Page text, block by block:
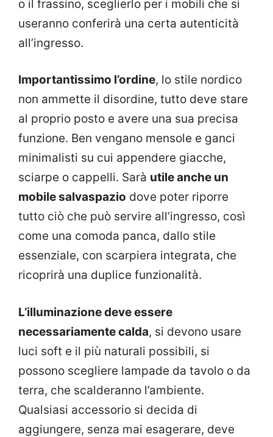
o il frassino, sceglierlo per i mobili che si
useranno conferirà una certa autenticità
all’ingresso.
Importantissimo l’ordine, lo stile nordico
non ammette il disordine, tutto deve stare
al proprio posto e avere una sua precisa
funzione. Ben vengano mensole e ganci
minimalisti su cui appendere giacche,
sciarpe o cappelli. Sarà utile anche un
mobile salvaspazio dove poter riporre
tutto ciò che può servire all’ingresso, così
come una comoda panca, dallo stile
essenziale, con scarpiera integrata, che
ricoprirà una duplice funzionalità.
L’illuminazione deve essere
necessariamente calda, si devono usare
luci soft e il più naturali possibili, si
possono scegliere lampade da tavolo o da
terra, che scalderanno l’ambiente.
Qualsiasi accessorio si decida di
aggiungere, senza mai esagerare, deve